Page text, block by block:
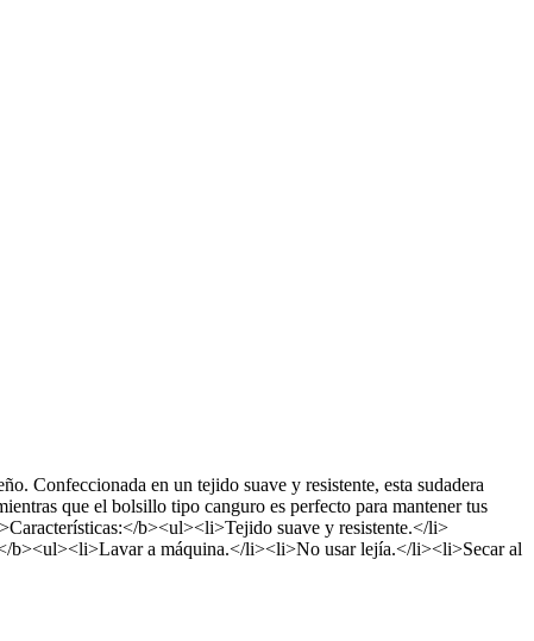
Confeccionada en un tejido suave y resistente, esta sudadera
que el bolsillo tipo canguro es perfecto para mantener tus
b><ul><li>Tejido suave y resistente.</li>
b><ul><li>Lavar a máquina.</li><li>No usar lejía.</li><li>Secar al